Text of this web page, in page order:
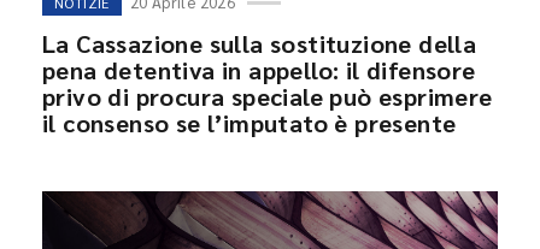
La Cassazione sulla sostituzione della
pena detentiva in appello: il difensore
privo di procura speciale può esprimere
il consenso se l’imputato è presente